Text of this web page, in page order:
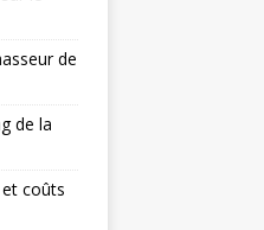
de
de la
coûts